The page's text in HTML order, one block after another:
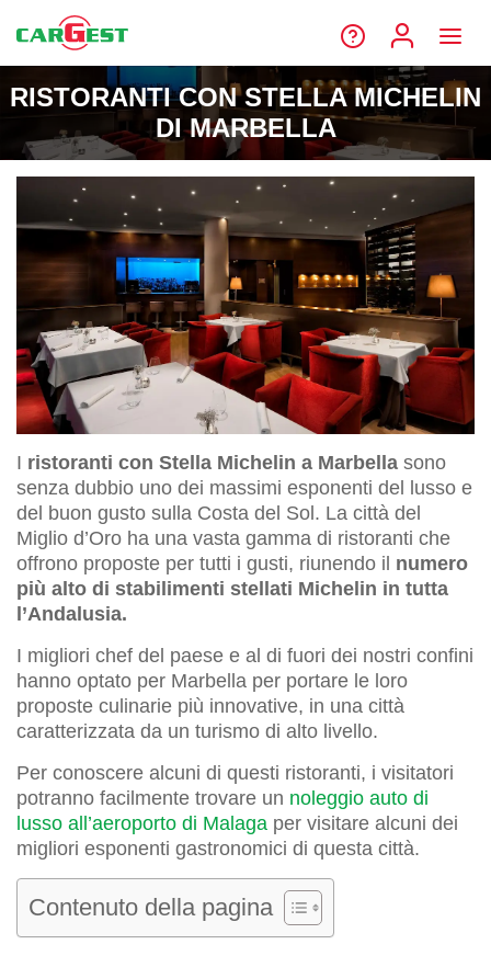
RISTORANTI CON STELLA MICHELIN
DI MARBELLA
I ristoranti con Stella Michelin a Marbella sono
senza dubbio uno dei massimi esponenti del lusso e
del buon gusto sulla Costa del Sol. La città del
Miglio d’Oro ha una vasta gamma di ristoranti che
offrono proposte per tutti i gusti, riunendo il numero
più alto di stabilimenti stellati Michelin in tutta
l’Andalusia.
I migliori chef del paese e al di fuori dei nostri confini
hanno optato per Marbella per portare le loro
proposte culinarie più innovative, in una città
caratterizzata da un turismo di alto livello.
Per conoscere alcuni di questi ristoranti, i visitatori
potranno facilmente trovare un noleggio auto di
lusso all’aeroporto di Malaga per visitare alcuni dei
migliori esponenti gastronomici di questa città.
Contenuto della pagina